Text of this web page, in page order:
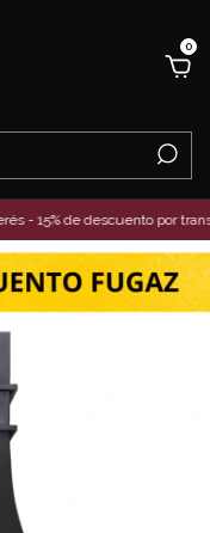
0
- 15% de descuento por